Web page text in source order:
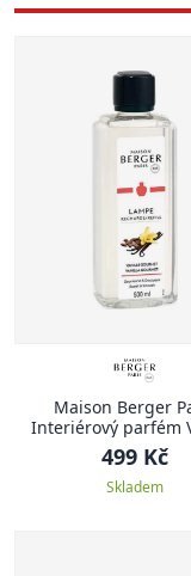
Maison Berger
Interiérový parfém
gourmet
499 Kč
Skladem